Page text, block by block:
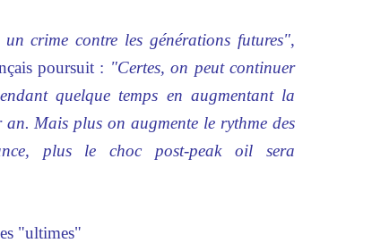
crime contre les générations futures",
poursuit : "Certes, on peut continuer
quelque temps en augmentant la
Mais plus on augmente le rythme des
plus le choc post-peak oil sera
"ultimes"